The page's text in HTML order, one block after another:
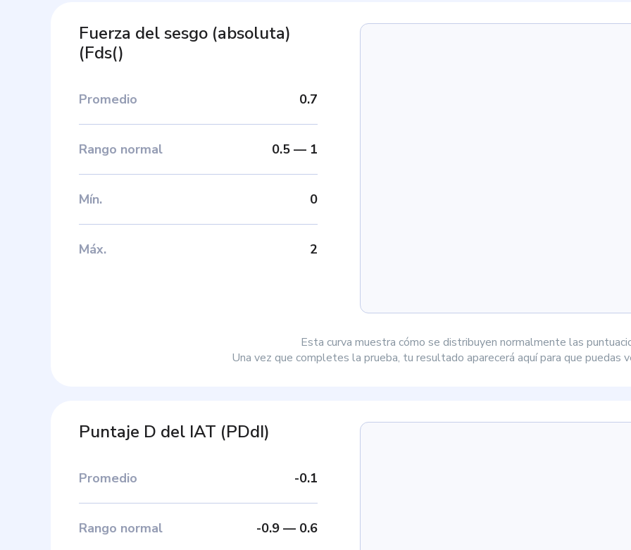
Fuerza del sesgo (absoluta)
(Fds()
Promedio 0.7
Rango normal 0.5 — 1
Mín. 0
Máx. 2
Esta curva muestra cómo se distribuyen normalmente las
Una vez que completes la prueba, tu resultado aparecerá aquí para que puedas
Puntaje D del IAT (PDdI)
Promedio -0.1
Rango normal -0.9 — 0.6